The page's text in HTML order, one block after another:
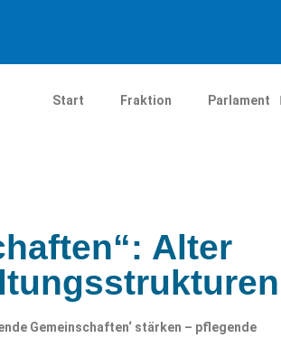
Start Fraktion Parlament
Alter
Gemeinschaften‘ stärken – pflegende